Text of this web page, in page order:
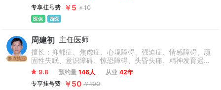
专享挂号费
￥5 ￥10
医保 西医
多点执业
周建初 主任医师
擅长：抑郁症、焦虑症、心境障碍、强迫症、情感障碍、顽
固性失眠、意识障碍、惊恐障碍、头昏头痛、精神发育迟
滞、神经衰弱、成瘾疾病、妄想症、精神分裂症、神经症、
精神障碍等疾病的治疗以及精神药物临床研究。
9.8 预约量 146人 从业 42年
专享挂号费
￥50 ￥100